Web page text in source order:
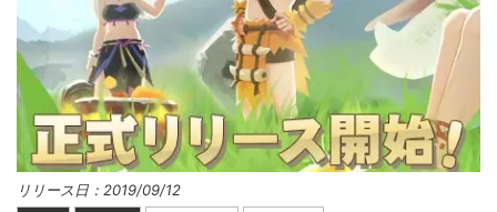
リリース日：2019/09/12